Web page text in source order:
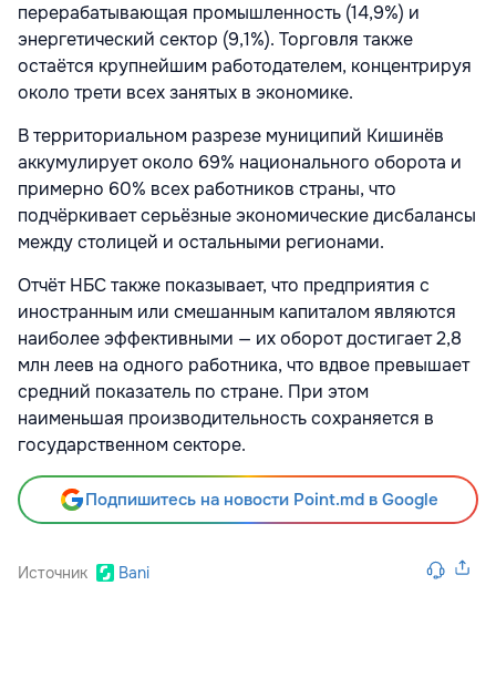
перерабатывающая промышленность (14,9%) и
энергетический сектор (9,1%). Торговля также
остаётся крупнейшим работодателем, концентрируя
около трети всех занятых в экономике.
В территориальном разрезе муниципий Кишинёв
аккумулирует около 69% национального оборота и
примерно 60% всех работников страны, что
подчёркивает серьёзные экономические дисбалансы
между столицей и остальными регионами.
Отчёт НБС также показывает, что предприятия с
иностранным или смешанным капиталом являются
наиболее эффективными — их оборот достигает 2,8
млн леев на одного работника, что вдвое превышает
средний показатель по стране. При этом
наименьшая производительность сохраняется в
государственном секторе.
Подпишитесь на новости Point.md в Google
Источник Bani